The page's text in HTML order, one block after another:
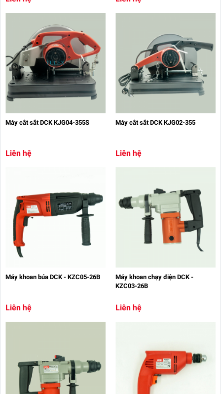
Máy cắt sắt DCK KJG04-355S
Liên hệ
Máy cắt sắt DCK KJG02-355
Liên hệ
Máy khoan búa DCK - KZC05-26B
Liên hệ
Máy khoan chạy điện DCK -
KZC03-26B
Liên hệ